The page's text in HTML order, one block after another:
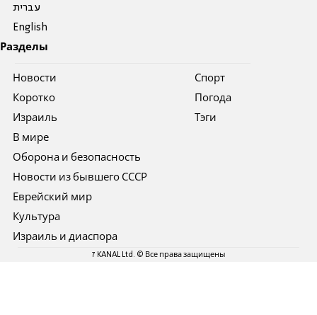
עברית
English
Разделы
Новости
Коротко
Израиль
В мире
Оборона и безопасность
Новости из бывшего СССР
Еврейский мир
Культура
Израиль и диаспора
Спорт
Погода
Тэги
7 KANAL Ltd. © Все права защищены